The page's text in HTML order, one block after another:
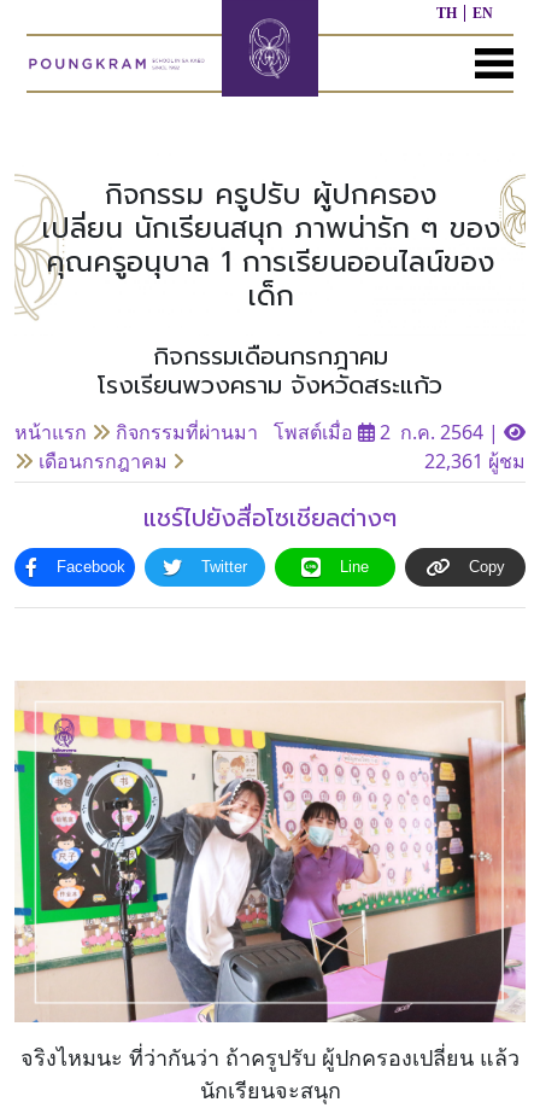
TH EN
MENU
แรก
กับ
ประวัติ
โรงเรียน
พันธ
กิจ
โครงสร้าง
ขอบข่าย
หลักสูตร
ก่อน
วัย
เรียน
หลักสูตร
ประถม
ศึกษา
หลักสูตร
มัธยมศึกษา
ผล
งาน
ที่
ผ่าน
มา
ผ่าน
มา
เรา
กิจกรรม ครูปรับ ผู้ปกครอง
เปลี่ยน นักเรียนสนุก ภาพน่ารัก ๆ ของ
คุณครูอนุบาล 1 การเรียนออนไลน์ของ
เด็ก
กิจกรรมเดือนกรกฎาคม
โรงเรียนพวงคราม จังหวัดสระแก้ว
หน้าแรก
กิจกรรมที่ผ่านมา
เดือนกรกฎาคม
โพสต์เมื่อ 2 ก.ค. 2564 |
22,361 ผู้ชม
แชร์ไปยังสื่อโซเชียลต่างๆ
Facebook Twitter Line Copy
จริงไหมนะ ที่ว่ากันว่า ถ้าครูปรับ ผู้ปกครองเปลี่ยน แล้ว
นักเรียนจะสนุก